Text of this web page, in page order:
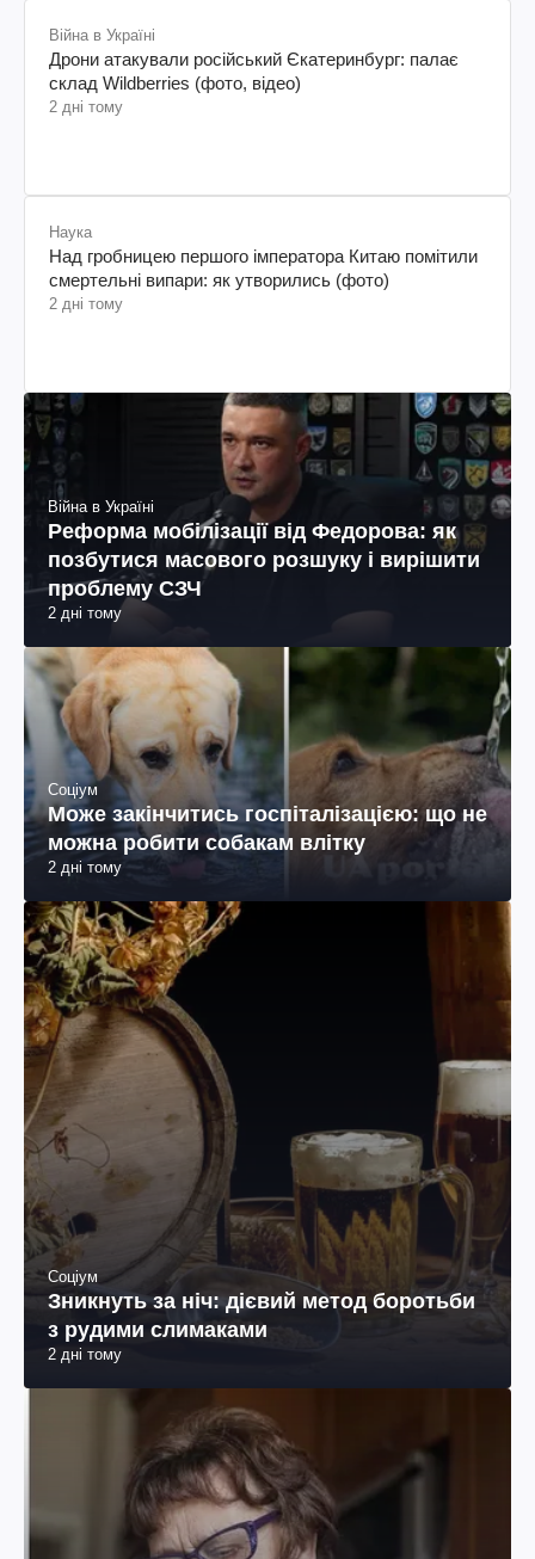
Війна в Україні
Дрони атакували російський Єкатеринбург: палає
склад Wildberries (фото, відео)
2 дні тому
Наука
Над гробницею першого імператора Китаю помітили
смертельні випари: як утворились (фото)
2 дні тому
Війна в Україні
Реформа мобілізації від Федорова: як
позбутися масового розшуку і вирішити
проблему СЗЧ
2 дні тому
Соціум
Може закінчитись госпіталізацією: що не
можна робити собакам влітку
2 дні тому
Соціум
Зникнуть за ніч: дієвий метод боротьби
з рудими слимаками
2 дні тому